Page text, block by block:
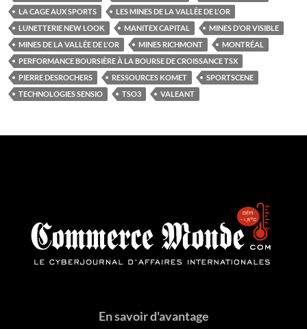
LA CAGE AUX SPORTS
LES MINES DE LA VALLÉE DE L'OR
LUNETTERIE NEW LOOK
MANITEX CAPITAL
MINES D’OR VISIBLE
MINES DE LA VALLÉE DE L'OR
MINES RICHMONT
MONTRÉAL
PERFORMANCE BOURSIÈRE À LA BOURSE DE CROISSANCE TSX
PIERRE DESROCHERS
RESSOURCES KOMET
SPORTSCENE
TECHNOLOGIES SENSIO
TSO3 VALEANT
En savoir d'avantage